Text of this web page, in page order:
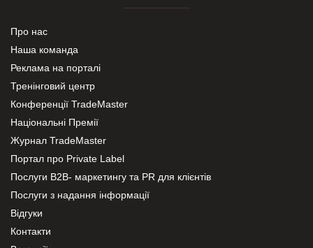
Про нас
Наша команда
Реклама на порталі
Тренінговий центр
Конференції TradeMaster
Національні Премії
Журнал TradeMaster
Портал про Private Label
Послуги В2В- маркетингу та PR для клієнтів
Послуги з надання інформації
Відгуки
Контакти